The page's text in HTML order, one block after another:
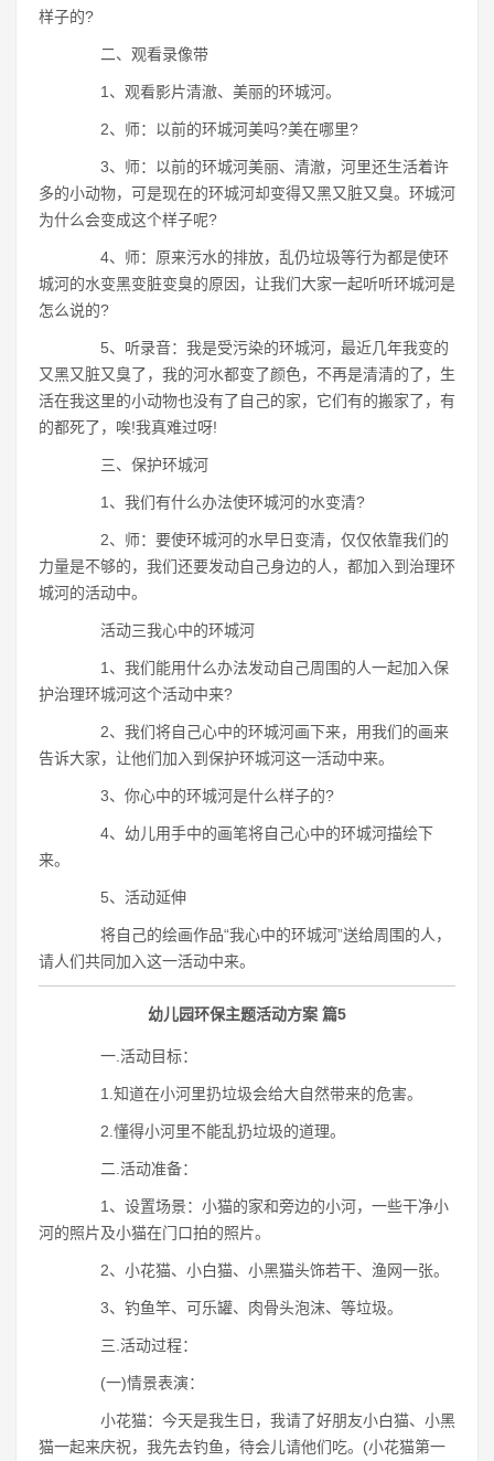
样子的?
二、观看录像带
1、观看影片清澈、美丽的环城河。
2、师：以前的环城河美吗?美在哪里?
3、师：以前的环城河美丽、清澈，河里还生活着许
多的小动物，可是现在的环城河却变得又黑又脏又臭。环城河
为什么会变成这个样子呢?
4、师：原来污水的排放，乱仍垃圾等行为都是使环
城河的水变黑变脏变臭的原因，让我们大家一起听听环城河是
怎么说的?
5、听录音：我是受污染的环城河，最近几年我变的
又黑又脏又臭了，我的河水都变了颜色，不再是清清的了，生
活在我这里的小动物也没有了自己的家，它们有的搬家了，有
的都死了，唉!我真难过呀!
三、保护环城河
1、我们有什么办法使环城河的水变清?
2、师：要使环城河的水早日变清，仅仅依靠我们的
力量是不够的，我们还要发动自己身边的人，都加入到治理环
城河的活动中。
活动三我心中的环城河
1、我们能用什么办法发动自己周围的人一起加入保
护治理环城河这个活动中来?
2、我们将自己心中的环城河画下来，用我们的画来
告诉大家，让他们加入到保护环城河这一活动中来。
3、你心中的环城河是什么样子的?
4、幼儿用手中的画笔将自己心中的环城河描绘下
来。
5、活动延伸
将自己的绘画作品“我心中的环城河”送给周围的人，
请人们共同加入这一活动中来。
幼儿园环保主题活动方案 篇5
一.活动目标：
1.知道在小河里扔垃圾会给大自然带来的危害。
2.懂得小河里不能乱扔垃圾的道理。
二.活动准备：
1、设置场景：小猫的家和旁边的小河，一些干净小
河的照片及小猫在门口拍的照片。
2、小花猫、小白猫、小黑猫头饰若干、渔网一张。
3、钓鱼竿、可乐罐、肉骨头泡沫、等垃圾。
三.活动过程：
(一)情景表演：
小花猫：今天是我生日，我请了好朋友小白猫、小黑
猫一起来庆祝，我先去钓鱼，待会儿请他们吃。(小花猫第一